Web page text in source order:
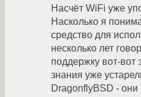
Насчёт WiFi уже
Насколько я
средство для
несколько лет
поддержку вот-вот
знания уже
DragonflyBSD -